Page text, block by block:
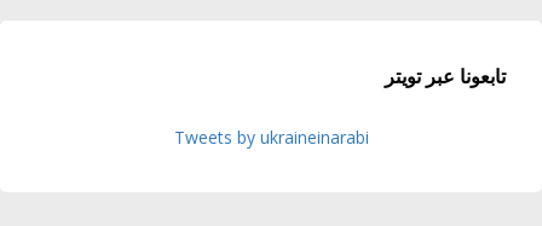
تابعونا عبر تويتر
Tweets by ukraineinarabi